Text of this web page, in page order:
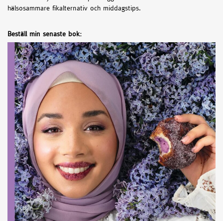
hälsosammare fikalternativ och middagstips.
Beställ min senaste bok: